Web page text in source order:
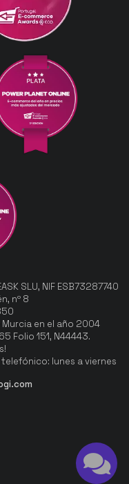
SLU, NIF ESB73287740
nº 8
en el año 2004
Folio 151, N44443.
lunes a viernes